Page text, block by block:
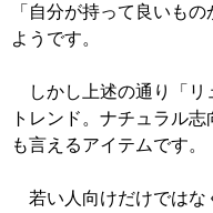
「自分が持って良いも
ようです。
しかし上述の通り「リ
トレンド。ナチュラル
も言えるアイテムです。
若い人向けだけではな